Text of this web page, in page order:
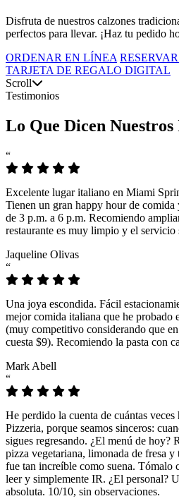
Disfruta de nuestros calzones
perfectos para llevar. ¡Haz tu pedido
ORDENAR EN LÍNEA
TARJETA DE REGALO DIGITAL
Scroll
Testimonios
Lo Que Dicen
“
Excelente lugar italiano en Miami
Tienen un gran happy hour de comida
de 3 p.m. a 6 p.m. Recomiendo
restaurante es muy limpio y el servicio
Jaqueline Olivas
“
Una joya escondida. Fácil
mejor comida italiana que he probado
(muy competitivo considerando que
cuesta $9). Recomiendo la pasta con
Mark Abell
“
He perdido la cuenta de cuántas
Pizzeria, porque seamos sinceros:
sigues regresando. ¿El menú de hoy?
pizza vegetariana, limonada de fresa
fue tan increíble como suena. Tómalo
leer y simplemente IR. ¿El personal?
absoluta. 10/10, sin observaciones.